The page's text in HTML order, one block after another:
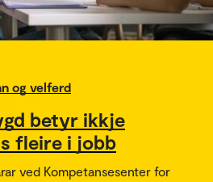
og velferd
betyr ikkje
fleire i jobb
ved Kompetansesenter for